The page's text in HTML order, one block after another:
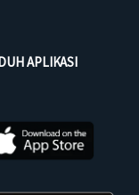
APLIKASI